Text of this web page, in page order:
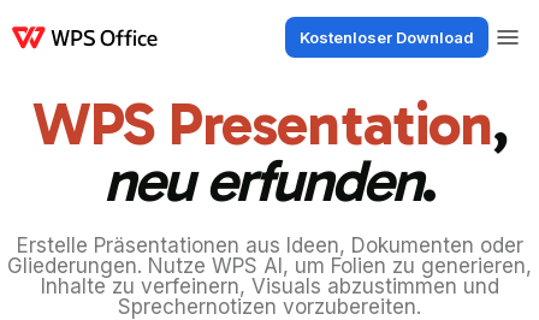
Kostenloser Download
WPS Presentation,
neu erfunden.
Erstelle Präsentationen aus Ideen, Dokumenten oder
Gliederungen. Nutze WPS AI, um Folien zu generieren,
Inhalte zu verfeinern, Visuals abzustimmen und
Sprechernotizen vorzubereiten.